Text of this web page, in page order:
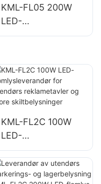
byggeplasser
KML-FL05 200W
LED-
flomlysleverandør,
katastrofebelysnin
g på steder
KML-FL2C 100W
LED-
flomlysleverandør
for utendørs
reklametavler og